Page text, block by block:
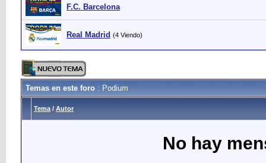
F.C. Barcelona
Real Madrid (4 Viendo)
Temas en este foro : Podium
Tema / Autor
No hay